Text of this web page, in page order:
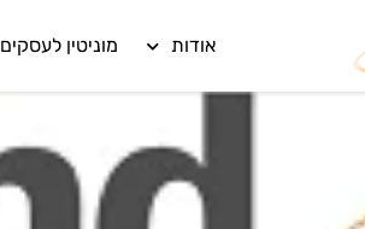
אודות מוניטין לעסקים